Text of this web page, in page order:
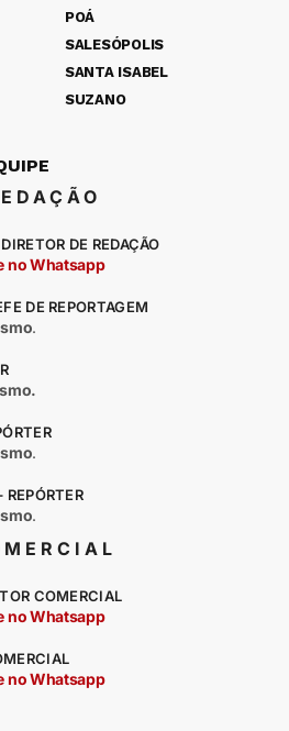
POÁ
SALESÓPOLIS
SANTA ISABEL
SUZANO
DE REDAÇÃO
no Whatsapp
DE REPORTAGEM
.
.
.
COMERCIAL
no Whatsapp
no Whatsapp